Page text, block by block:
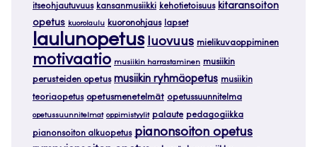
itseohjautuvuus kansanmusiikki kehotietoisuus kitaransoiton
opetus kuorolaulu kuoronohjaus lapset
laulunopetus luovuus mielikuvaoppiminen
motivaatio musiikin harrastaminen musiikin
perusteiden opetus musiikin ryhmäopetus musiikin
teoriaopetus opetusmenetelmät opetussuunnitelma
opetussuunnitelmat oppimistyylit palaute pedagogiikka
pianonsoiton alkuopetus pianonsoiton opetus